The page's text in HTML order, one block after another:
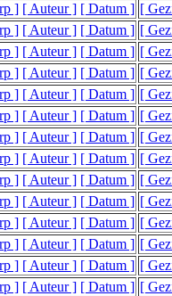
] [ Auteur ] [ Datum ] [
] [ Auteur ] [ Datum ] [
] [ Auteur ] [ Datum ] [
] [ Auteur ] [ Datum ] [
] [ Auteur ] [ Datum ] [
] [ Auteur ] [ Datum ] [
] [ Auteur ] [ Datum ] [
] [ Auteur ] [ Datum ] [
] [ Auteur ] [ Datum ] [
] [ Auteur ] [ Datum ] [
] [ Auteur ] [ Datum ] [
] [ Auteur ] [ Datum ] [
] [ Auteur ] [ Datum ] [
] [ Auteur ] [ Datum ] [